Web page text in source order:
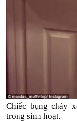
Chiếc bụng chảy
trong sinh hoạt.